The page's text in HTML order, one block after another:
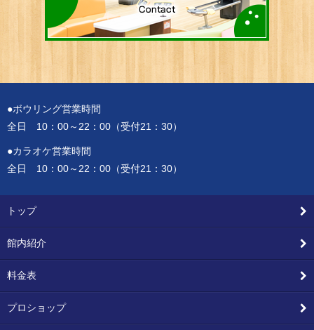
●ボウリング営業時間
全日 10：00～22：00（受付21：30）
●カラオケ営業時間
全日 10：00～22：00（受付21：30）
トップ
館内紹介
料金表
プロショップ